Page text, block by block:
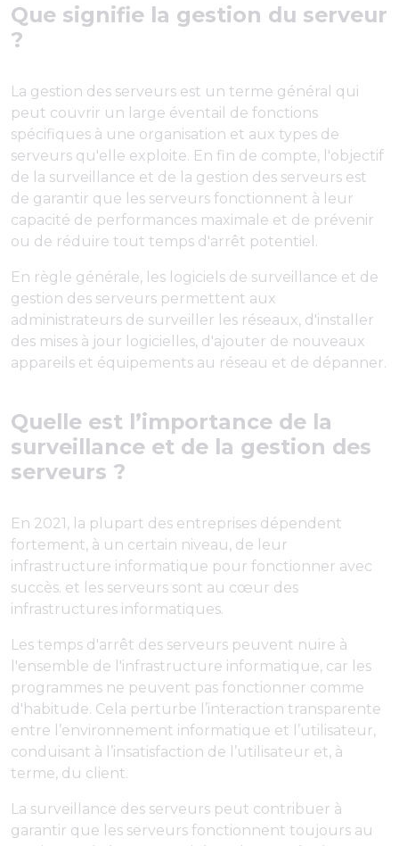
Que signifie la gestion du serveur
?
La gestion des serveurs est un terme général qui
peut couvrir un large éventail de fonctions
spécifiques à une organisation et aux types de
serveurs qu'elle exploite. En fin de compte, l'objectif
de la surveillance et de la gestion des serveurs est
de garantir que les serveurs fonctionnent à leur
capacité de performances maximale et de prévenir
ou de réduire tout temps d'arrêt potentiel.
En règle générale, les logiciels de surveillance et de
gestion des serveurs permettent aux
administrateurs de surveiller les réseaux, d'installer
des mises à jour logicielles, d'ajouter de nouveaux
appareils et équipements au réseau et de dépanner.
Quelle est l’importance de la
surveillance et de la gestion des
serveurs ?
En 2021, la plupart des entreprises dépendent
fortement, à un certain niveau, de leur
infrastructure informatique pour fonctionner avec
succès. et les serveurs sont au cœur des
infrastructures informatiques.
Les temps d'arrêt des serveurs peuvent nuire à
l'ensemble de l'infrastructure informatique, car les
programmes ne peuvent pas fonctionner comme
d'habitude. Cela perturbe l’interaction transparente
entre l’environnement informatique et l’utilisateur,
conduisant à l’insatisfaction de l’utilisateur et, à
terme, du client.
La surveillance des serveurs peut contribuer à
garantir que les serveurs fonctionnent toujours au